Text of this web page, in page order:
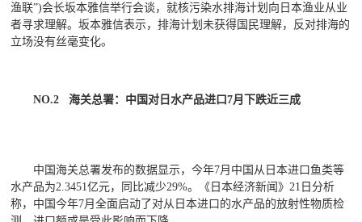
渔联”)会长坂本雅信举行会谈，就核污染水排海计划向日本渔业从业
者寻求理解。坂本雅信表示，排海计划未获得国民理解，反对排海的
立场没有丝毫变化。
NO.2 海关总署：中国对日水产品进口7月下跌近三成
中国海关总署发布的数据显示，今年7月中国从日本进口鱼类等
水产品为2.3451亿元，同比减少29%。《日本经济新闻》21日分析
称，中国今年7月全面启动了对从日本进口的水产品的放射性物质检